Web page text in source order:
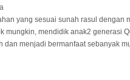
yang sesuai sunah rasul dengan
mendidik anak2 generasi
menjadi bermanfaat sebanyak